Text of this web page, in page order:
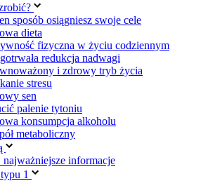
sposób osiągniesz swoje cele
dieta
fizyczna w życiu codziennym
redukcja nadwagi
i zdrowy tryb życia
stresu
sen
palenie tytoniu
konsumpcja alkoholu
metaboliczny
informacje
1